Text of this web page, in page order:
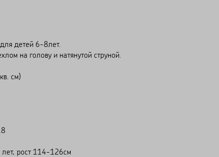
детей 6-8лет.
на голову и натянутой струной.
см)
рост 114-126см